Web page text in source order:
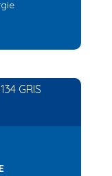
GRIS